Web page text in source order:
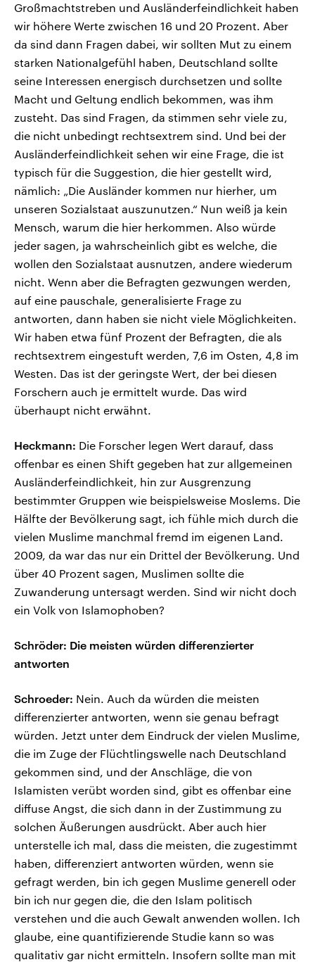
Großmachtstreben und Ausländerfeindlichkeit haben
wir höhere Werte zwischen 16 und 20 Prozent. Aber
da sind dann Fragen dabei, wir sollten Mut zu einem
starken Nationalgefühl haben, Deutschland sollte
seine Interessen energisch durchsetzen und sollte
Macht und Geltung endlich bekommen, was ihm
zusteht. Das sind Fragen, da stimmen sehr viele zu,
die nicht unbedingt rechtsextrem sind. Und bei der
Ausländerfeindlichkeit sehen wir eine Frage, die ist
typisch für die Suggestion, die hier gestellt wird,
nämlich: „Die Ausländer kommen nur hierher, um
unseren Sozialstaat auszunutzen.“ Nun weiß ja kein
Mensch, warum die hier herkommen. Also würde
jeder sagen, ja wahrscheinlich gibt es welche, die
wollen den Sozialstaat ausnutzen, andere wiederum
nicht. Wenn aber die Befragten gezwungen werden,
auf eine pauschale, generalisierte Frage zu
antworten, dann haben sie nicht viele Möglichkeiten.
Wir haben etwa fünf Prozent der Befragten, die als
rechtsextrem eingestuft werden, 7,6 im Osten, 4,8 im
Westen. Das ist der geringste Wert, der bei diesen
Forschern auch je ermittelt wurde. Das wird
überhaupt nicht erwähnt.
Heckmann: Die Forscher legen Wert darauf, dass
offenbar es einen Shift gegeben hat zur allgemeinen
Ausländerfeindlichkeit, hin zur Ausgrenzung
bestimmter Gruppen wie beispielsweise Moslems. Die
Hälfte der Bevölkerung sagt, ich fühle mich durch die
vielen Muslime manchmal fremd im eigenen Land.
2009, da war das nur ein Drittel der Bevölkerung. Und
über 40 Prozent sagen, Muslimen sollte die
Zuwanderung untersagt werden. Sind wir nicht doch
ein Volk von Islamophoben?
Schröder: Die meisten würden differenzierter
antworten
Schroeder: Nein. Auch da würden die meisten
differenzierter antworten, wenn sie genau befragt
würden. Jetzt unter dem Eindruck der vielen Muslime,
die im Zuge der Flüchtlingswelle nach Deutschland
gekommen sind, und der Anschläge, die von
Islamisten verübt worden sind, gibt es offenbar eine
diffuse Angst, die sich dann in der Zustimmung zu
solchen Äußerungen ausdrückt. Aber auch hier
unterstelle ich mal, dass die meisten, die zugestimmt
haben, differenziert antworten würden, wenn sie
gefragt werden, bin ich gegen Muslime generell oder
bin ich nur gegen die, die den Islam politisch
verstehen und die auch Gewalt anwenden wollen. Ich
glaube, eine quantifizierende Studie kann so was
qualitativ gar nicht ermitteln. Insofern sollte man mit